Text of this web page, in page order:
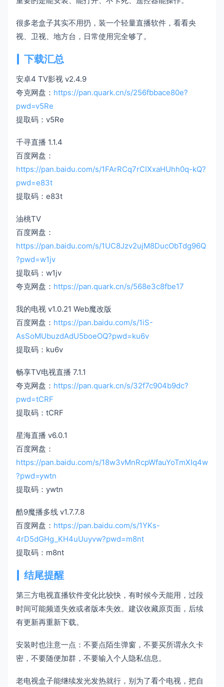
很多老盒子其实不用扔，装一个轻量直播软件，看看央
视、卫视、地方台，日常使用完全够了。
下载汇总
安卓4 TV影视 v2.4.9
夸克网盘： https://pan.quark.cn/s/256fbbace80e?
pwd=v5Re
提取码：v5Re
千寻直播 1.1.4
百度网盘：
https://pan.baidu.com/s/1FArRCq7rCIXxaHUhh0q-kQ?
pwd=e83t
提取码：e83t
油桃TV
百度网盘：
https://pan.baidu.com/s/1UC8Jzv2ujM8DucObTdg96Q
?pwd=w1jv
提取码：w1jv
夸克网盘： https://pan.quark.cn/s/568e3c8fbe17
我的电视 v1.0.21 Web魔改版
百度网盘： https://pan.baidu.com/s/1iS-
AsSoMUbuzdAdU5boeOQ?pwd=ku6v
提取码：ku6v
畅享TV电视直播 7.1.1
夸克网盘： https://pan.quark.cn/s/32f7c904b9dc?
pwd=tCRF
提取码：tCRF
星海直播 v6.0.1
百度网盘：
https://pan.baidu.com/s/18w3vMnRcpWfauYoTmXIq4w
?pwd=ywtn
提取码：ywtn
酷9魔播多线 v1.7.7.8
百度网盘： https://pan.baidu.com/s/1YKs-
4rD5dGHg_KH4uUuyvw?pwd=m8nt
提取码：m8nt
结尾提醒
第三方电视直播软件变化比较快，有时候今天能用，过段
时间可能频道失效或者版本失效。建议收藏原页面，后续
有更新再重新下载。
安装时也注意一点：不要点陌生弹窗，不要买所谓永久卡
密，不要随便加群，不要输入个人隐私信息。
老电视盒子能继续发光发热就行，别为了看个电视，把自